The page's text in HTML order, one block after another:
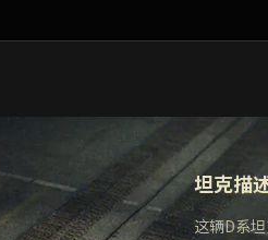
坦克描
这辆D系